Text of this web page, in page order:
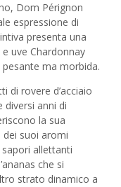
Dom Pérignon
espressione di
presenta una
uve Chardonnay
ma morbida.
di rovere d’acciaio
diversi anni di
la sua
dei suoi aromi
allettanti
che si
strato dinamico a